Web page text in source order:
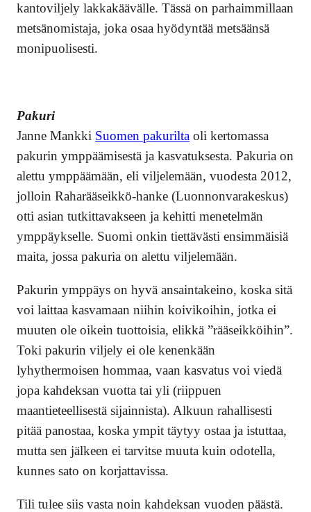
kantoviljely lakkakäävälle. Tässä on parhaimmillaan
metsänomistaja, joka osaa hyödyntää metsäänsä
monipuolisesti.
Pakuri
Janne Mankki Suomen pakurilta oli kertomassa
pakurin ymppäämisestä ja kasvatuksesta. Pakuria on
alettu ymppäämään, eli viljelemään, vuodesta 2012,
jolloin Raharääseikkö-hanke (Luonnonvarakeskus)
otti asian tutkittavakseen ja kehitti menetelmän
ymppäykselle. Suomi onkin tiettävästi ensimmäisiä
maita, jossa pakuria on alettu viljelemään.
Pakurin ymppäys on hyvä ansaintakeino, koska sitä
voi laittaa kasvamaan niihin koivikoihin, jotka ei
muuten ole oikein tuottoisia, elikkä ”rääseikköihin”.
Toki pakurin viljely ei ole kenenkään
lyhythermoisen hommaa, vaan kasvatus voi viedä
jopa kahdeksan vuotta tai yli (riippuen
maantieteellisestä sijainnista). Alkuun rahallisesti
pitää panostaa, koska ympit täytyy ostaa ja istuttaa,
mutta sen jälkeen ei tarvitse muuta kuin odotella,
kunnes sato on korjattavissa.
Tili tulee siis vasta noin kahdeksan vuoden päästä.